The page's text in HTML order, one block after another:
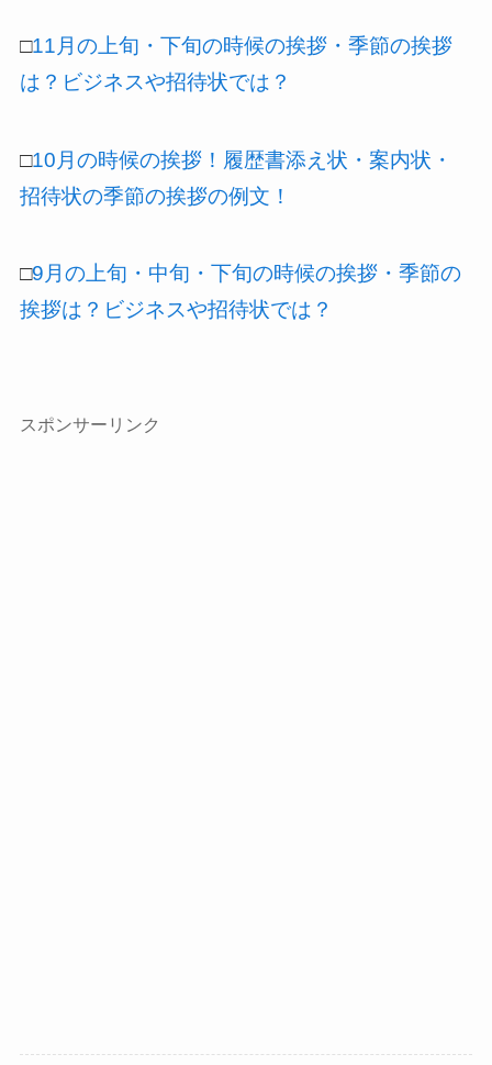
□11月の上旬・下旬の時候の挨拶・季節の挨拶
は？ビジネスや招待状では？
□10月の時候の挨拶！履歴書添え状・案内状・
招待状の季節の挨拶の例文！
□9月の上旬・中旬・下旬の時候の挨拶・季節の
挨拶は？ビジネスや招待状では？
スポンサーリンク